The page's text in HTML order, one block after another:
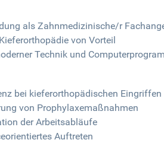
als Zahnmedizinische/r
von Vorteil
Technik und
bei kieferorthopädischen Eingriffen
von Prophylaxemaßnahmen
der Arbeitsabläufe
Auftreten